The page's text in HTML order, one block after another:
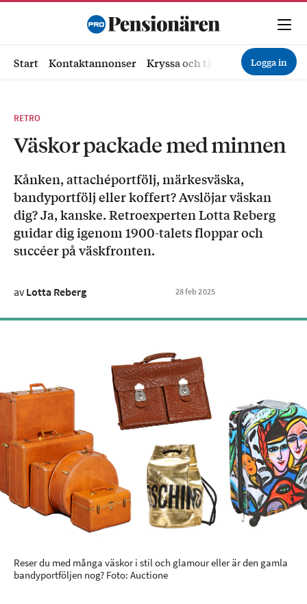
Start Kontaktannonser Kryssa och tävla Ekonomi
Logga in
RETRO
Väskor packade med minnen
Kånken, attachéportfölj, märkesväska,
bandyportfölj eller koffert? Avslöjar väskan
dig? Ja, kanske. Retroexperten Lotta Reberg
guidar dig igenom 1900-talets floppar och
succéer på väskfronten.
avLotta Reberg 28feb 2025
Reser du med många väskor i stil och glamour eller är den gamla
bandyportföljen nog? Foto: Auctione